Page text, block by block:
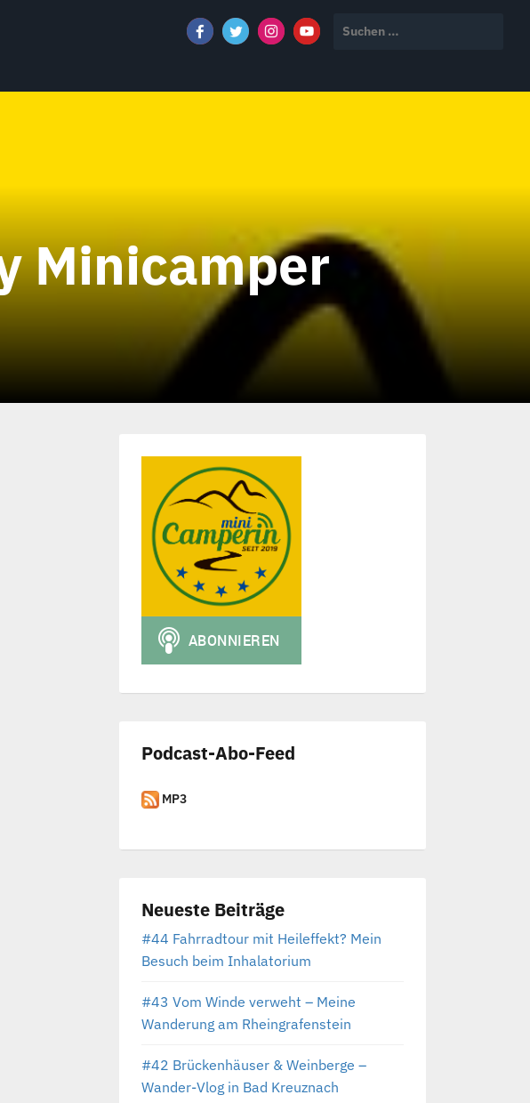
nach:
Minicamper
Podcast-Abo-Feed
MP3
Neueste Beiträge
#44 Fahrradtour mit Heileffekt? Mein
Besuch beim Inhalatorium
#43 Vom Winde verweht – Meine
Wanderung am Rheingrafenstein
#42 Brückenhäuser & Weinberge –
Wander-Vlog in Bad Kreuznach